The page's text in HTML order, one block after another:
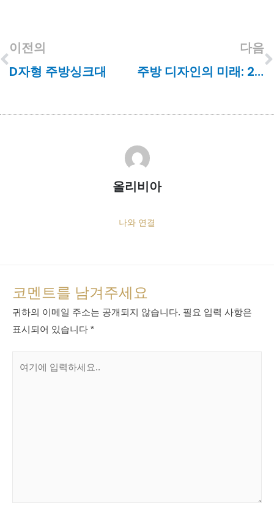
이전의
D자형 주방싱크대
다음
주방 디자인의 미래: 2026년 기능성과 스타일을 재정의하는 8가지 싱크 ​​트렌드
올리비아
나와 연결
코멘트를 남겨주세요
귀하의 이메일 주소는 공개되지 않습니다. 필요 입력 사항은
표시되어 있습니다 *